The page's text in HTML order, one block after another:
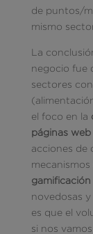
de puntos/
mismo
La
negocio fue
sectores
el foco en la
páginas
acciones de
mecanismos
gamificación
novedosas
es que el
si nos